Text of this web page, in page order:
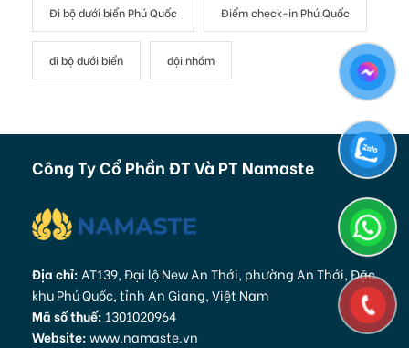
Đi bộ dưới biển Phú Quốc Điểm check-in Phú Quốc
đi bộ dưới biển đội nhóm
Công Ty Cổ Phần ĐT Và PT Namaste
Địa chỉ: AT139, Đại lộ New An Thới, phường An Thới, Đặc
khu Phú Quốc, tỉnh An Giang, Việt Nam
Mã số thuế: 1301020964
Website:www.namaste.vn